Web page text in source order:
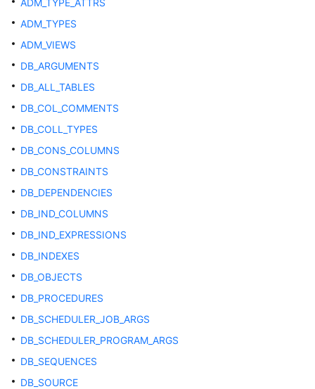
10.x）
开
指
南
式
_V2.0-
数
据
系
统
概
数
据
安
全
ADM_TYPE_ATTRS
ADM_TYPES
ADM_VIEWS
DB_ARGUMENTS
DB_ALL_TABLES
DB_COL_COMMENTS
DB_COLL_TYPES
DB_CONS_COLUMNS
DB_CONSTRAINTS
DB_DEPENDENCIES
DB_IND_COLUMNS
DB_IND_EXPRESSIONS
DB_INDEXES
DB_OBJECTS
DB_PROCEDURES
DB_SCHEDULER_JOB_ARGS
DB_SCHEDULER_PROGRAM_ARGS
DB_SEQUENCES
DB_SOURCE